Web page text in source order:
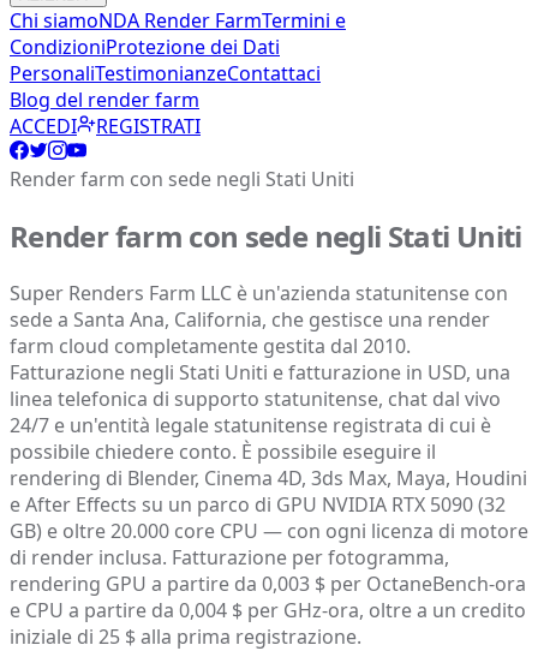
Chi siamoNDA Render FarmTermini e
CondizioniProtezione dei Dati
PersonaliTestimonianzeContattaci
Blog del render farm
ACCEDI
REGISTRATI
Render farm con sede negli Stati Uniti
Render farm con sede negli Stati Uniti
Super Renders Farm LLC è un'azienda statunitense con
sede a Santa Ana, California, che gestisce una render
farm cloud completamente gestita dal 2010.
Fatturazione negli Stati Uniti e fatturazione in USD, una
linea telefonica di supporto statunitense, chat dal vivo
24/7 e un'entità legale statunitense registrata di cui è
possibile chiedere conto. È possibile eseguire il
rendering di Blender, Cinema 4D, 3ds Max, Maya, Houdini
e After Effects su un parco di GPU NVIDIA RTX 5090 (32
GB) e oltre 20.000 core CPU — con ogni licenza di motore
di render inclusa. Fatturazione per fotogramma,
rendering GPU a partire da 0,003 $ per OctaneBench-ora
e CPU a partire da 0,004 $ per GHz-ora, oltre a un credito
iniziale di 25 $ alla prima registrazione.